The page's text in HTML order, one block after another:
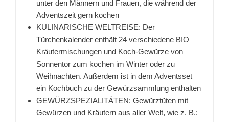
unter den Männern und Frauen, die während der
Adventszeit gern kochen
KULINARISCHE WELTREISE: Der
Türchenkalender enthält 24 verschiedene BIO
Kräutermischungen und Koch-Gewürze von
Sonnentor zum kochen im Winter oder zu
Weihnachten. Außerdem ist in dem Adventsset
ein Kochbuch zu der Gewürzsammlung enthalten
GEWÜRZSPEZIALITÄTEN: Gewürztüten mit
Gewürzen und Kräutern aus aller Welt, wie z. B.: